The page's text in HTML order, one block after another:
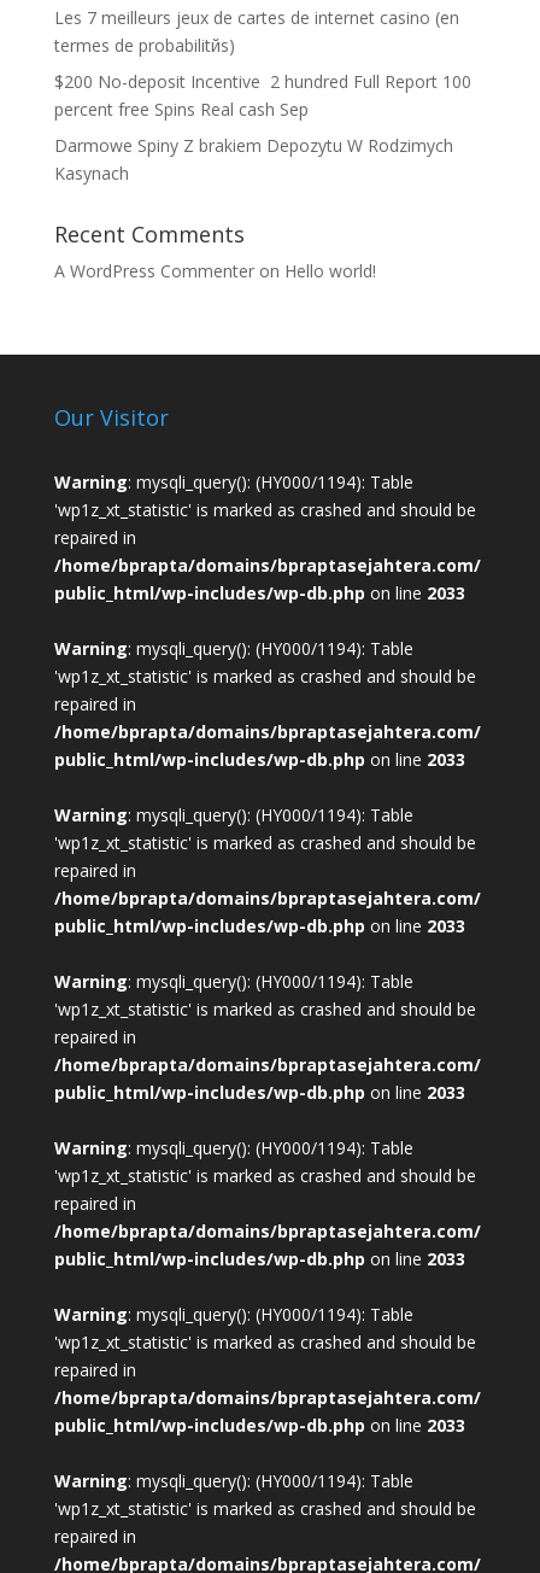
Les 7 meilleurs jeux de cartes de internet casino (en
termes de probabilitйs)
$200 No-deposit Incentive ️ 2 hundred Full Report 100
percent free Spins Real cash Sep
Darmowe Spiny Z brakiem Depozytu W Rodzimych
Kasynach
Recent Comments
A WordPress Commenteron Hello world!
Our Visitor
Warning: mysqli_query(): (HY000/1194): Table
'wp1z_xt_statistic' is marked as crashed and should be
repaired in
/home/bprapta/domains/bpraptasejahtera.com/
public_html/wp-includes/wp-db.php on line 2033
Warning: mysqli_query(): (HY000/1194): Table
'wp1z_xt_statistic' is marked as crashed and should be
repaired in
/home/bprapta/domains/bpraptasejahtera.com/
public_html/wp-includes/wp-db.php on line 2033
Warning: mysqli_query(): (HY000/1194): Table
'wp1z_xt_statistic' is marked as crashed and should be
repaired in
/home/bprapta/domains/bpraptasejahtera.com/
public_html/wp-includes/wp-db.php on line 2033
Warning: mysqli_query(): (HY000/1194): Table
'wp1z_xt_statistic' is marked as crashed and should be
repaired in
/home/bprapta/domains/bpraptasejahtera.com/
public_html/wp-includes/wp-db.php on line 2033
Warning: mysqli_query(): (HY000/1194): Table
'wp1z_xt_statistic' is marked as crashed and should be
repaired in
/home/bprapta/domains/bpraptasejahtera.com/
public_html/wp-includes/wp-db.php on line 2033
Warning: mysqli_query(): (HY000/1194): Table
'wp1z_xt_statistic' is marked as crashed and should be
repaired in
/home/bprapta/domains/bpraptasejahtera.com/
public_html/wp-includes/wp-db.php on line 2033
Warning: mysqli_query(): (HY000/1194): Table
'wp1z_xt_statistic' is marked as crashed and should be
repaired in
/home/bprapta/domains/bpraptasejahtera.com/